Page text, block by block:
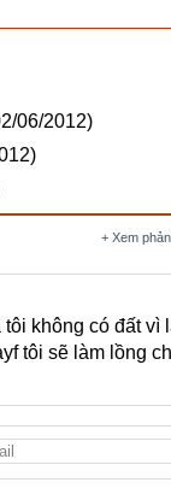
06/2012)
+ Xem
không có đất vì
tôi sẽ làm lồng